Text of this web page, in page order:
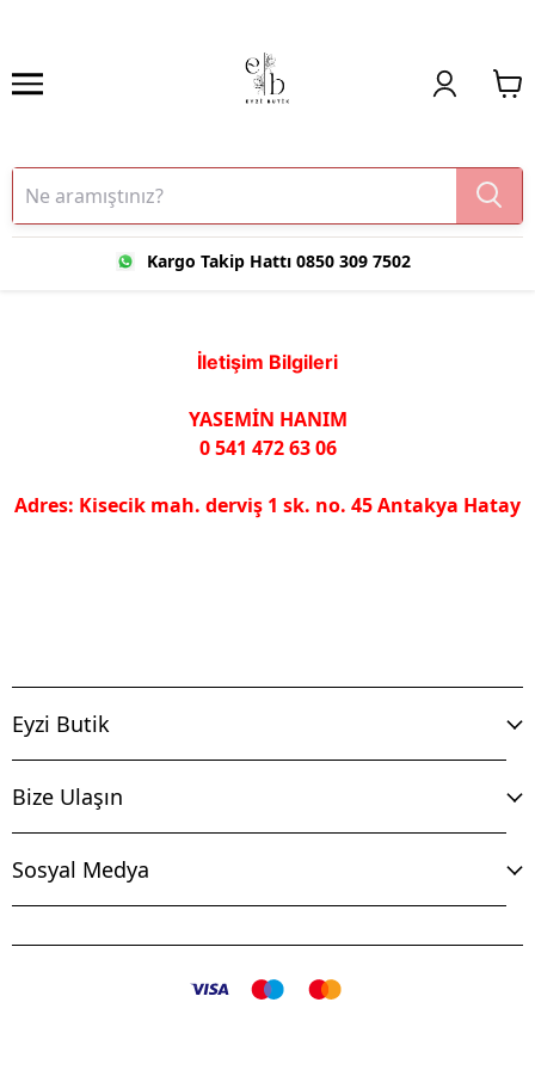
Kargo Takip Hattı 0850 309 7502
İletişim Bilgileri
YASEMİN HANIM
0 541 472 63 06
Adres: Kisecik mah. derviş 1 sk. no. 45 Antakya Hatay
Eyzi Butik
Bize Ulaşın
Sosyal Medya